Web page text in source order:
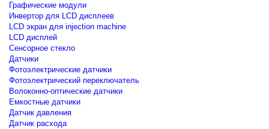
Графические модули
Инвертор для LCD дисплеев
LCD экран для injection machine
LCD дисплей
Сенсорное стекло
Датчики
Фотоэлектрические датчики
Фотоэлектрический переключатель
Волоконно-оптические датчики
Емкостные датчики
Датчик давления
Датчик расхода